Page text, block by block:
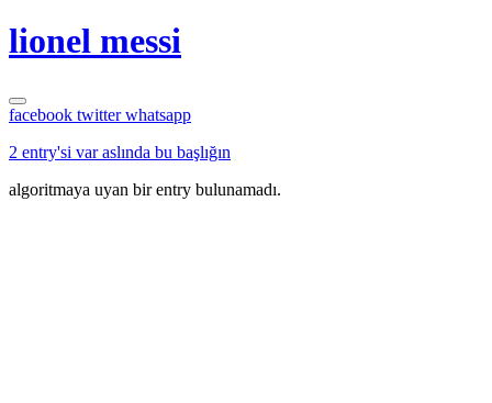
lionel messi
facebook twitterwhatsapp
2 entry'si var aslında bu başlığın
algoritmaya uyan bir entry bulunamadı.